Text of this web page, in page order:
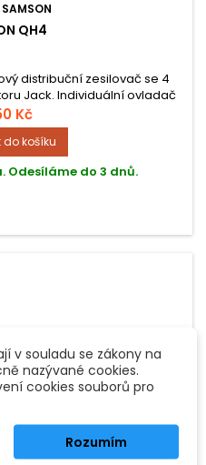
SAMSON
QH4
distribuční zesilovač se 4
Jack. Individuální ovladač
dva symetrické vstupy s
- Aux stereo vstup,
a mnoho dalších funkcí.
Kč
do košíku
Odesíláme do 3 dnů.
v souladu se zákony na
nazývané cookies.
cookies souborů pro
Rozumím